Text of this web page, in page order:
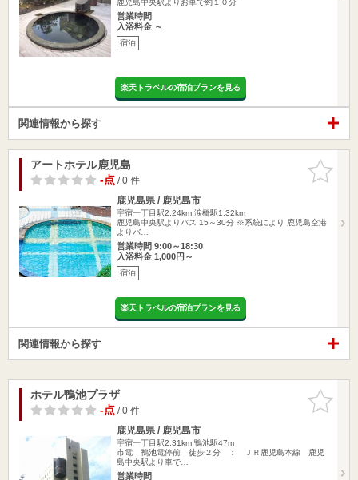
鹿児島中央駅よりお車で約１０分
営業時間
入浴料金 ～
宿泊
楽天トラベルの宿泊プランを見る
関連情報から探す
お気に入
りに追加
アートホテル鹿児島
-点/ 0 件
鹿児島県 / 鹿児島市
宇宿一丁目駅2.24km 涙橋駅1.32km
鹿児島中央駅よりバス 15～30分 ※系統により 鹿児島空港
よりバ…
営業時間 9:00～18:30
入浴料金 1,000円～
宿泊
楽天トラベルの宿泊プランを見る
関連情報から探す
お気に入
りに追加
ホテル鴨池プラザ
-点/ 0 件
鹿児島県 / 鹿児島市
宇宿一丁目駅2.31km 鴨池駅47m
市電 鴨池電停前 徒歩２分 ： ＪＲ鹿児島本線 鹿児
島中央駅より車で…
営業時間